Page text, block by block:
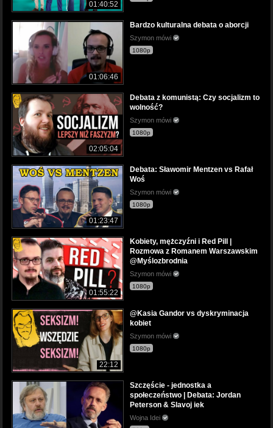
01:40:52
01:06:46
Bardzo kulturalna debata o aborcji
Szymon mówi
1080p
02:05:04
Debata z komunistą: Czy socjalizm to
wolność?
Szymon mówi
1080p
01:23:47
Debata: Sławomir Mentzen vs Rafał
Woś
Szymon mówi
1080p
01:55:22
Kobiety, mężczyźni i Red Pill |
Rozmowa z Romanem Warszawskim
@Myślozbrodnia
Szymon mówi
1080p
22:12
@Kasia Gandor vs dyskryminacja
kobiet
Szymon mówi
1080p
Szczęście - jednostka a
społeczeństwo | Debata: Jordan
Peterson & Slavoj iek
Wojna Idei